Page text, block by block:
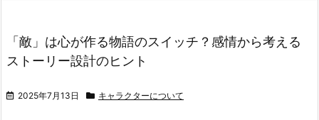
「敵」は心が作る物語のスイッチ？感情から考える
ストーリー設計のヒント
2025年7月13日 キャラクターについて